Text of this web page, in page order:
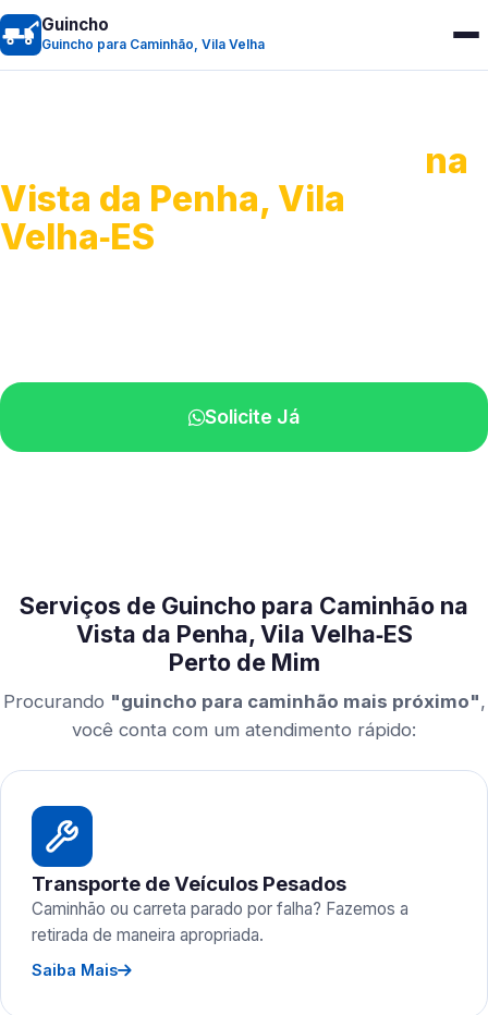
Guincho
Guincho para Caminhão, Vila Velha
na
Vista da Penha, Vila
Velha‑ES
Solicite Já
Serviços de Guincho para Caminhão na
Vista da Penha, Vila Velha‑ES
Perto de Mim
Procurando "guincho para caminhão mais próximo",
você conta com um atendimento rápido:
Transporte de Veículos Pesados
Caminhão ou carreta parado por falha? Fazemos a
retirada de maneira apropriada.
Saiba Mais